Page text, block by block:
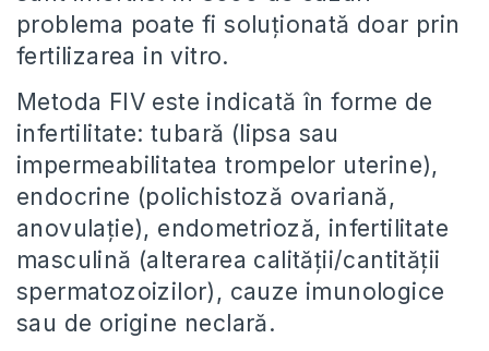
problema poate fi soluționată doar prin
fertilizarea in vitro.
Metoda FIV este indicată în forme de
infertilitate: tubară (lipsa sau
impermeabilitatea trompelor uterine),
endocrine (polichistoză ovariană,
anovulație), endometrioză, infertilitate
masculină (alterarea calităţii/cantităţii
spermatozoizilor), cauze imunologice
sau de origine neclară.